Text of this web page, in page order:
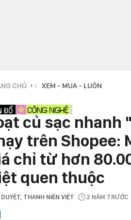
CHỦ › XEM - MUA - LUÔN
củ sạc nhanh
trên Shopee:
chỉ từ hơn
quen thuộc
, THANH NIÊN VIỆT 2 NĂM TRƯỚC